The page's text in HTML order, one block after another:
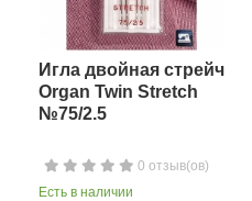
Игла двойная стрейч
Organ Twin Stretch
№75/2.5
0 отзыв(ов)
Есть в наличии